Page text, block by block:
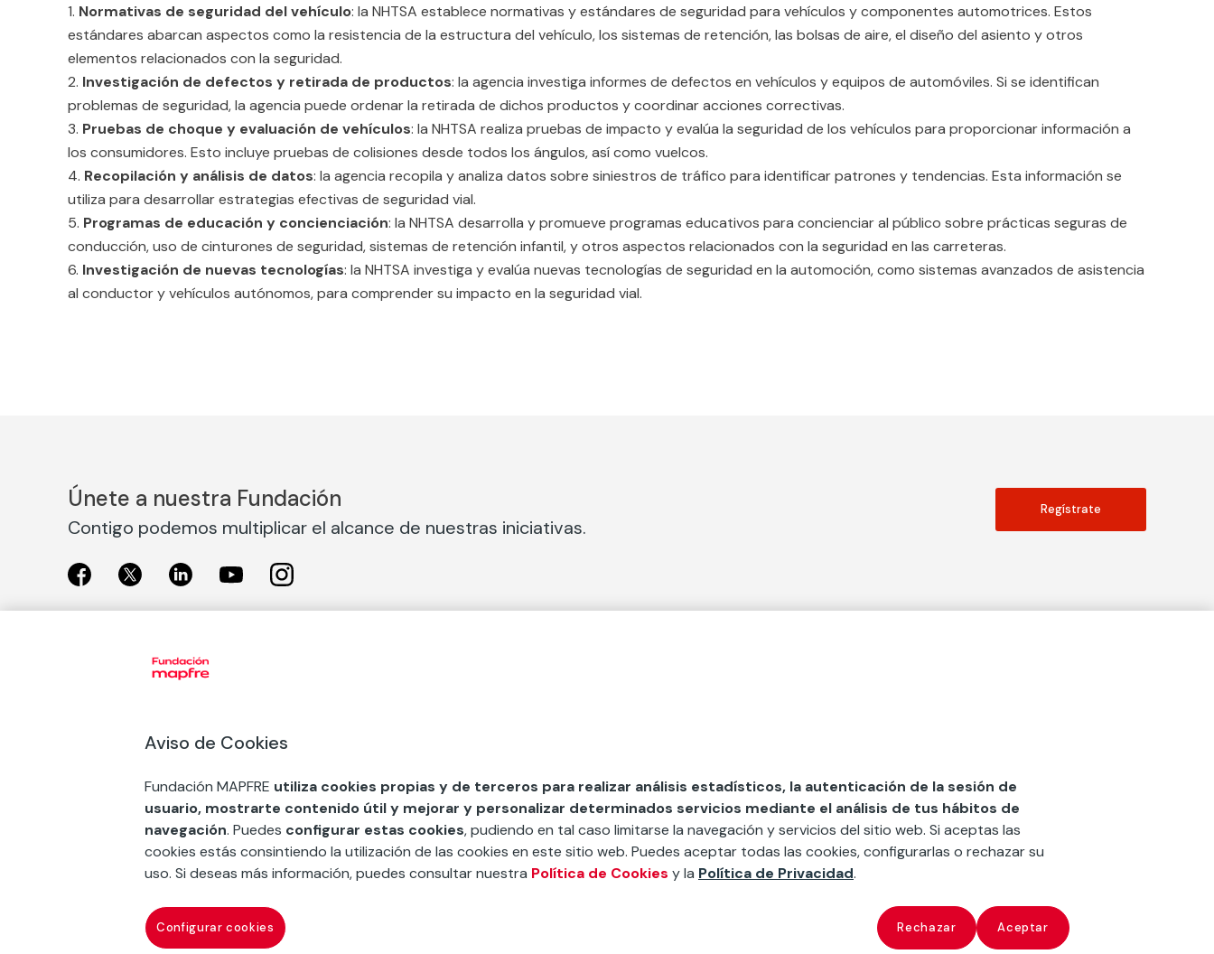
Normativas de seguridad del vehículo: la NHTSA establece normativas y estándares de seguridad para vehículos y componentes automotrices. Estos
estándares abarcan aspectos como la resistencia de la estructura del vehículo, los sistemas de retención, las bolsas de aire, el diseño del asiento y otros
elementos relacionados con la seguridad.
Investigación de defectos y retirada de productos: la agencia investiga informes de defectos en vehículos y equipos de automóviles. Si se identifican
problemas de seguridad, la agencia puede ordenar la retirada de dichos productos y coordinar acciones correctivas.
Pruebas de choque y evaluación de vehículos: la NHTSA realiza pruebas de impacto y evalúa la seguridad de los vehículos para proporcionar información a
los consumidores. Esto incluye pruebas de colisiones desde todos los ángulos, así como vuelcos.
Recopilación y análisis de datos: la agencia recopila y analiza datos sobre siniestros de tráfico para identificar patrones y tendencias. Esta información se
utiliza para desarrollar estrategias efectivas de seguridad vial.
Programas de educación y concienciación: la NHTSA desarrolla y promueve programas educativos para concienciar al público sobre prácticas seguras de
conducción, uso de cinturones de seguridad, sistemas de retención infantil, y otros aspectos relacionados con la seguridad en las carreteras.
Investigación de nuevas tecnologías: la NHTSA investiga y evalúa nuevas tecnologías de seguridad en la automoción, como sistemas avanzados de asistencia
al conductor y vehículos autónomos, para comprender su impacto en la seguridad vial.
Únete a nuestra Fundación
Contigo podemos multiplicar el alcance de nuestras iniciativas.
Regístrate
Exposiciones en Barcelona
COMPRAR ENTRADA
Premios y ayudas
FSE+
Contacto
Nuestros Podcast
Sistema Interno de Información
Sala de Prensa
Centro de Documentación
Red Ibérica Fundación Mapfre
Aviso de Cookies
Fundación MAPFRE utiliza cookies propias y de terceros para realizar análisis estadísticos, la autenticación de la sesión de
usuario, mostrarte contenido útil y mejorar y personalizar determinados servicios mediante el análisis de tus hábitos de
navegación. Puedes configurar estas cookies, pudiendo en tal caso limitarse la navegación y servicios del sitio web. Si aceptas las
cookies estás consintiendo la utilización de las cookies en este sitio web. Puedes aceptar todas las cookies, configurarlas o rechazar su
uso. Si deseas más información, puedes consultar nuestra Política de Cookies y la Política de Privacidad.
Rechazar Aceptar
Configurar cookies